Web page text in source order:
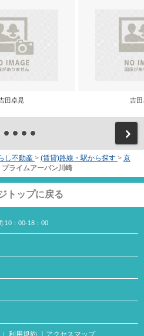
田卓晃 吉田
し不動産 > (賃貸)路線・駅から探す > 京
プライムアーバン川崎
トップに戻る
:10：00-18：00
｜ 利用規約 ｜アクセスマップ